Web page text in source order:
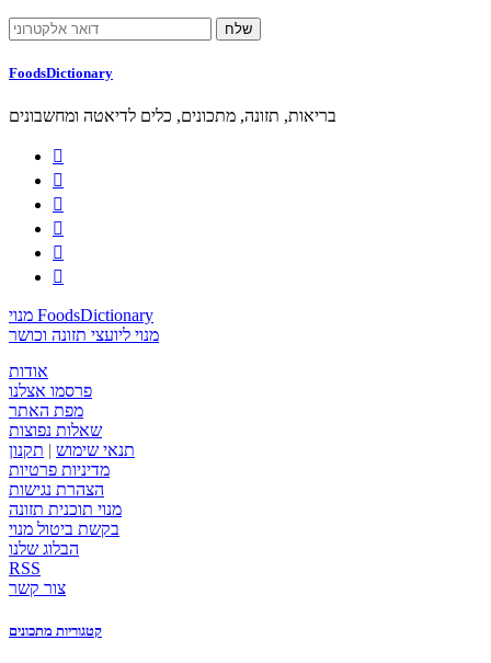
FoodsDictionary
בריאות, תזונה, מתכונים, כלים לדיאטה ומחשבונים






מנוי FoodsDictionary
מנוי ליועצי תזונה וכושר
אודות
פרסמו אצלנו
מפת האתר
שאלות נפוצות
תנאי שימוש | תקנון
מדיניות פרטיות
הצהרת נגישות
מנוי תוכנית תזונה
בקשת ביטול מנוי
הבלוג שלנו
RSS
צור קשר
קטגוריות מתכונים